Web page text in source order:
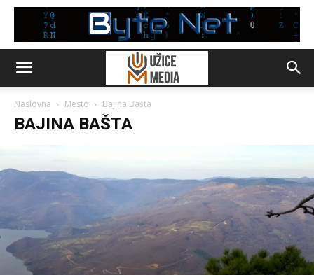
Naslovna Mesto Bajina Bašta
BAJINA BAŠTA